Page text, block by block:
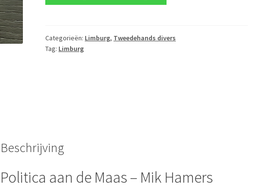
-
Mik
Categorieën: Limburg, Tweedehands divers
Tag: Limburg
Beschrijving
Politica aan de Maas – Mik Hamers